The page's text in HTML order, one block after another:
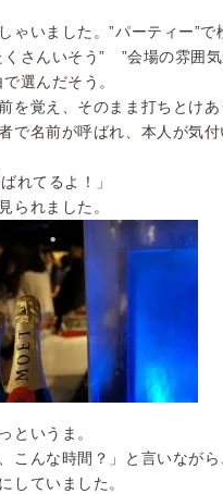
ゃいました。”パーティー”で
くさんいそう” ”会場の雰囲
選んだそう。
を覚え、そのまま打ちとけあ
で名前が呼ばれ、本人が気付
れてるよ！」
られました。
というま。
こんな時間？」と言いなが
していました。